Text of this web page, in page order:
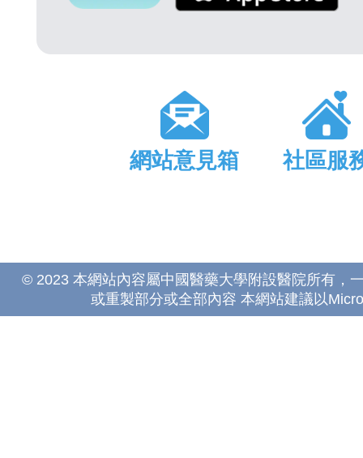
網站意見箱 社區服
© 2023 本網站內容屬中國醫藥大學附設醫院所有，
或重製部分或全部內容 本網站建議以